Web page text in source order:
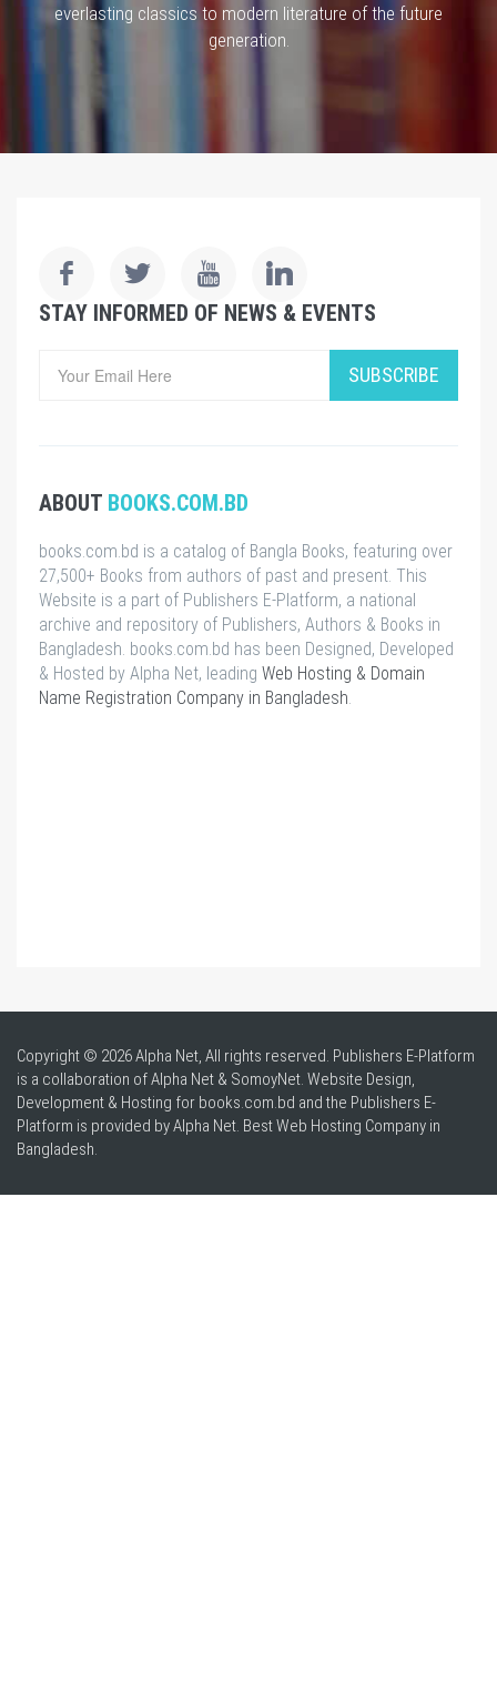
everlasting classics to modern literature of the future
generation.
STAY INFORMED OF NEWS & EVENTS
SUBSCRIBE
ABOUT BOOKS.COM.BD
books.com.bd is a catalog of Bangla Books, featuring over
27,500+ Books from authors of past and present. This
Website is a part of Publishers E-Platform, a national
archive and repository of Publishers, Authors & Books in
Bangladesh. books.com.bd has been Designed, Developed
& Hosted by Alpha Net, leading Web Hosting & Domain
Name Registration Company in Bangladesh
Copyright © 2026 Alpha Net, All rights reserved. Publishers E-Platform
is a collaboration of Alpha Net & SomoyNet. Website Design,
Development & Hosting for books.com.bd and the Publishers E-
Platform is provided by Alpha Net. BestWeb Hosting Company in
Bangladesh.